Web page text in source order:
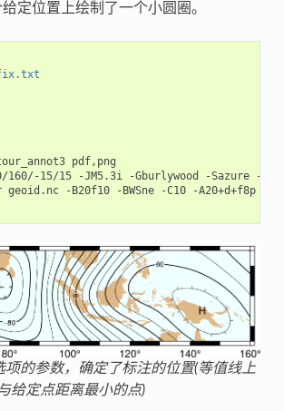
定位置上绘制了一个小圆圈。
fix.txt
pdf,png
160/-15/15 -JM5.3i -Gburlywood -Sazure -
geoid.nc -B20f10 -BWSne -C10 -A20+d+f8p
的参数，确定了标注的位置(等值线上
给定点距离最小的点)